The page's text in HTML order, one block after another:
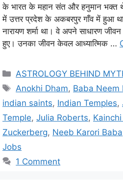
के भारत के महान संत और हनुमान
में उत्तर प्रदेश के अकबरपुर गाँव में हुआ
नारायण शर्मा था। वे अपने साधारण
हुए। उनका जीवन केवल आध्यात्मिक …
C
a
e
g
o
r
i
ASTROLOGY BEHIND
T
a
s
Anokhi Dham, Baba Neem
indian saints, Indian Temples,
Temple, Julia Roberts,
Zuckerberg, Neeb Karori Baba
Jobs
1 Comment